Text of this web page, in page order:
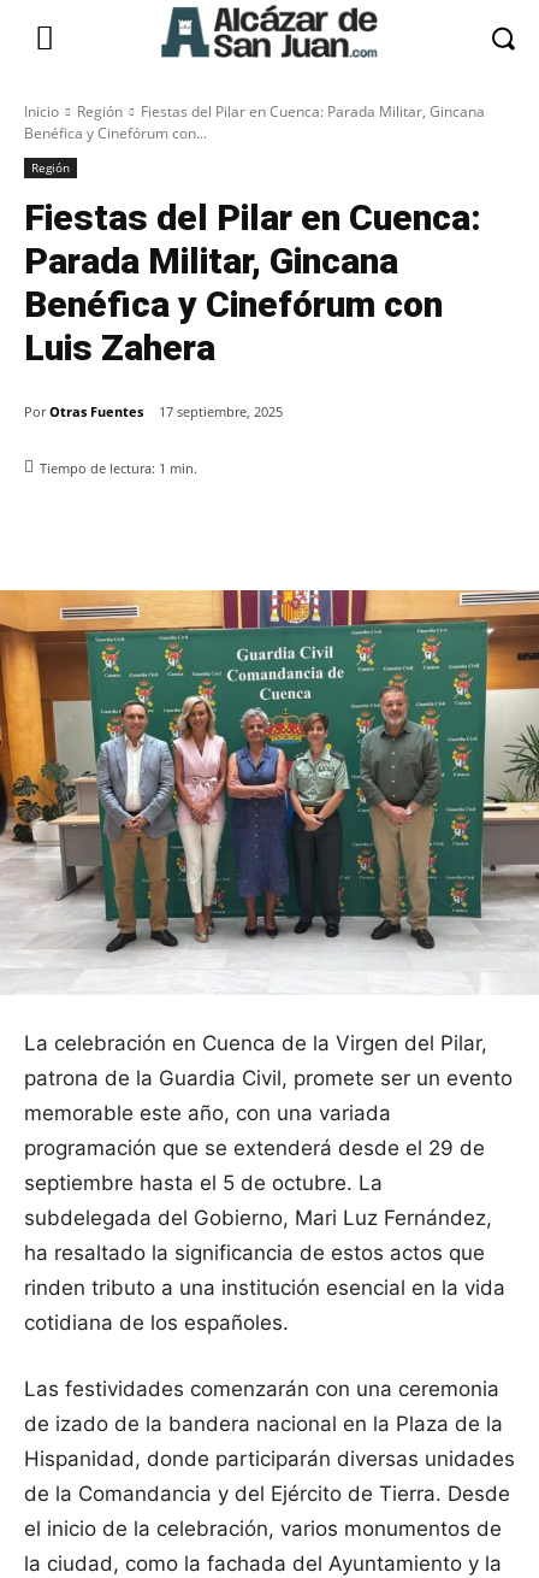
Inicio Región
Fiestas del Pilar en Cuenca: Parada Militar, Gincana
Benéfica y Cinefórum con...
Región
Fiestas del Pilar en Cuenca:
Parada Militar, Gincana
Benéfica y Cinefórum con
Luis Zahera
Por Otras Fuentes 17 septiembre, 2025
Tiempo de lectura: 1 min.
La celebración en Cuenca de la Virgen del Pilar,
patrona de la Guardia Civil, promete ser un evento
memorable este año, con una variada
programación que se extenderá desde el 29 de
septiembre hasta el 5 de octubre. La
subdelegada del Gobierno, Mari Luz Fernández,
ha resaltado la significancia de estos actos que
rinden tributo a una institución esencial en la vida
cotidiana de los españoles.
Las festividades comenzarán con una ceremonia
de izado de la bandera nacional en la Plaza de la
Hispanidad, donde participarán diversas unidades
de la Comandancia y del Ejército de Tierra. Desde
el inicio de la celebración, varios monumentos de
la ciudad, como la fachada del Ayuntamiento y la